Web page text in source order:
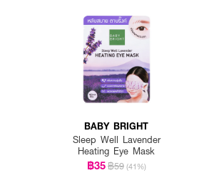
BABY BRIGHT
Sleep Well Lavender
Heating Eye Mask
฿35฿59 (41%)